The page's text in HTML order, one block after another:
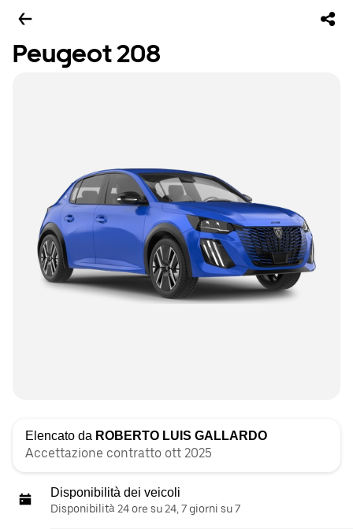
Peugeot 208
Elencato da ROBERTO LUIS GALLARDO
Accettazione contratto ott 2025
Disponibilità dei veicoli
Disponibilità 24 ore su 24, 7 giorni su 7